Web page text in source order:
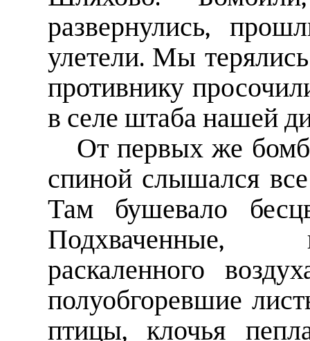
развернулись,
улетели. Мы
противнику
в селе штаба нашей
От первых же бомб
спиной слышался
Там бушевало
Подхваченные,
раскаленного
полуобгоревшие
птицы, клочья